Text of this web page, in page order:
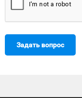
Задать вопрос